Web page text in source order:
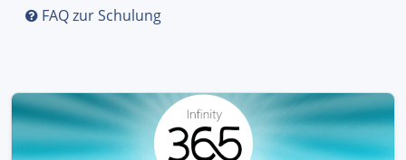
FAQ zur Schulung